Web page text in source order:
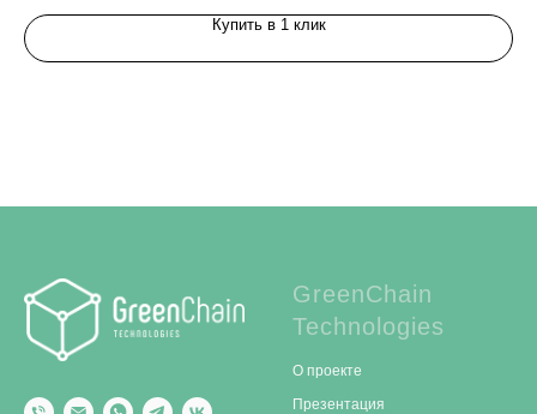
Купить в 1 клик
GreenChain
Technologies
О проекте
Презентация